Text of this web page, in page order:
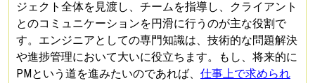
ジェクト全体を見渡し、チームを指導し、クライアント
とのコミュニケーションを円滑に行うのが主な役割で
す。エンジニアとしての専門知識は、技術的な問題解決
や進捗管理において大いに役立ちます。もし、将来的に
PMという道を進みたいのであれば、 仕事上で求められ